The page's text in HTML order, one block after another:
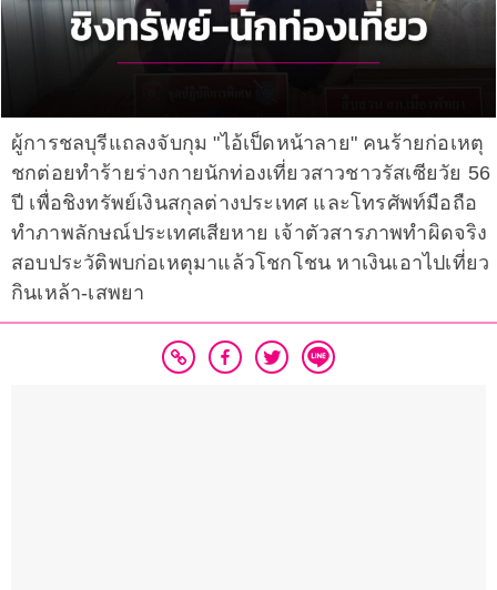
ผู้การชลบุรีแถลงจับกุม "ไอ้เป็ดหน้าลาย" คนร้ายก่อเหตุ
ชกต่อยทำร้ายร่างกายนักท่องเที่ยวสาวชาวรัสเซียวัย 56
ปี เพื่อชิงทรัพย์เงินสกุลต่างประเทศ และโทรศัพท์มือถือ
ทำภาพลักษณ์ประเทศเสียหาย เจ้าตัวสารภาพทำผิดจริง
สอบประวัติพบก่อเหตุมาแล้วโชกโชน หาเงินเอาไปเที่ยว
กินเหล้า-เสพยา